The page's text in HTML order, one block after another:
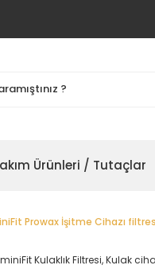
Ürünleri / Tutaçlar
Prowax İşitme Cihazı